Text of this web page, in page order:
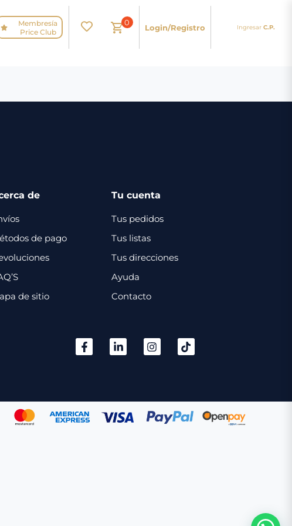
Membresía
Price Club
0
Login/Registro Ingresar C.P.
de
de pago
de sitio
Tu cuenta
Tus pedidos
Tus listas
Tus direcciones
Ayuda
Contacto